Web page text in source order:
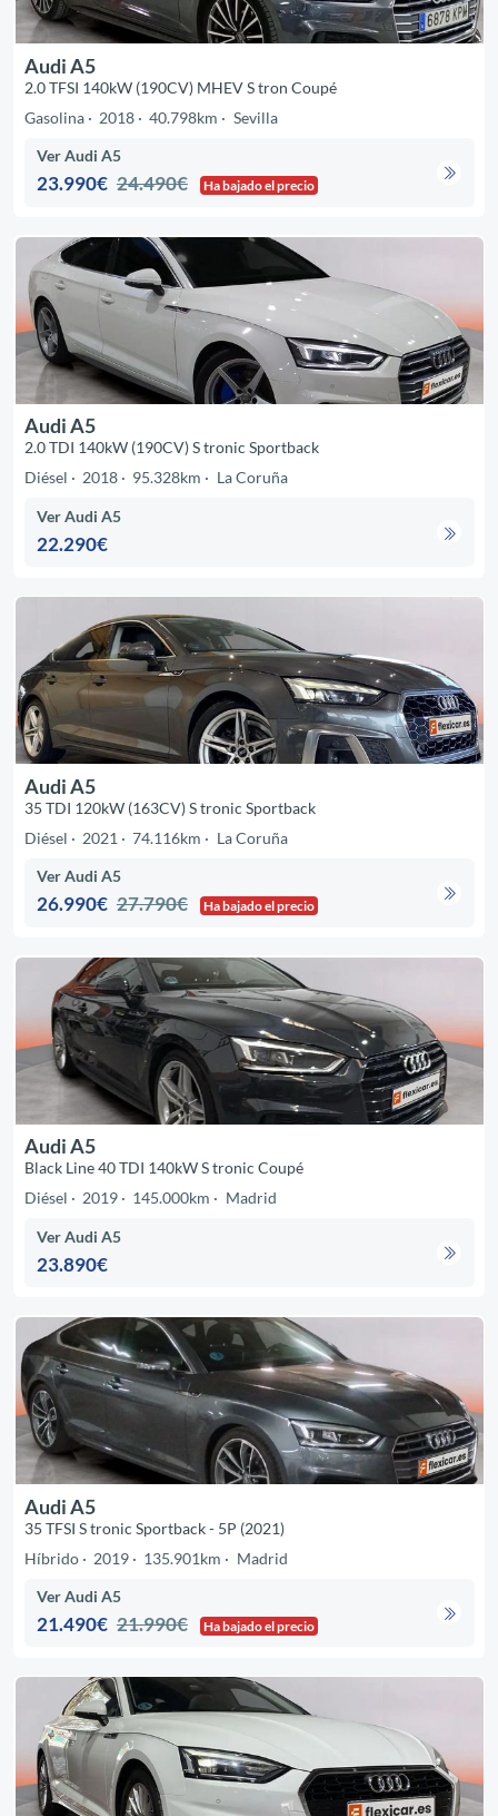
Audi A5
2.0 TFSI 140kW (190CV) MHEV S tron Coupé
Gasolina
2018 40.798km Sevilla
Ver Audi A5
23.990€ 24.490€ Ha bajado el precio
Audi A5
2.0 TDI 140kW (190CV) S tronic Sportback
Diésel
2018 95.328km La Coruña
Ver Audi A5
22.290€
Audi A5
35 TDI 120kW (163CV) S tronic Sportback
Diésel
2021 74.116km La Coruña
Ver Audi A5
26.990€ 27.790€ Ha bajado el precio
Audi A5
Black Line 40 TDI 140kW S tronic Coupé
Diésel
2019 145.000km Madrid
Ver Audi A5
23.890€
Audi A5
35 TFSI S tronic Sportback - 5P (2021)
Híbrido
2019 135.901km Madrid
Ver Audi A5
21.490€ 21.990€ Ha bajado el precio